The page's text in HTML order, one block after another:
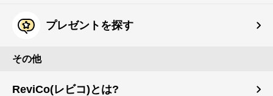
プレゼントを探す
その他
ReviCo(レビコ)とは?